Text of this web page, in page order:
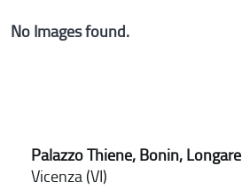
No Images found.
Palazzo Thiene, Bonin, Longare
Vicenza (VI)